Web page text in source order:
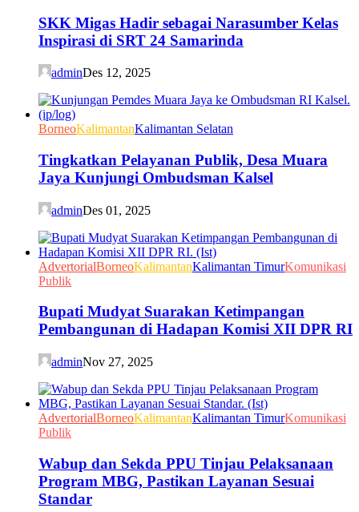
SKK Migas Hadir sebagai Narasumber Kelas
Inspirasi di SRT 24 Samarinda
adminDes 12, 2025
BorneoKalimantanKalimantan Selatan
Tingkatkan Pelayanan Publik, Desa Muara
Jaya Kunjungi Ombudsman Kalsel
adminDes 01, 2025
AdvertorialBorneoKalimantanKalimantan TimurKomunikasi
Publik
Bupati Mudyat Suarakan Ketimpangan
Pembangunan di Hadapan Komisi XII DPR RI
adminNov 27, 2025
AdvertorialBorneoKalimantanKalimantan TimurKomunikasi
Publik
Wabup dan Sekda PPU Tinjau Pelaksanaan
Program MBG, Pastikan Layanan Sesuai
Standar